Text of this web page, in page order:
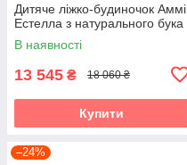
Дитяче ліжко-будиночок Аммі
Естелла з натурального бука
В наявності
13 545 ₴ 18 060 ₴
Купити
–24%